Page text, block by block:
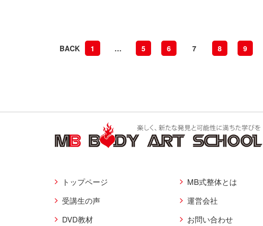
BACK 1 … 5 6 7 8 9
トップページ MB式整体とは
受講生の声
運営会社
DVD教材
お問い合わせ